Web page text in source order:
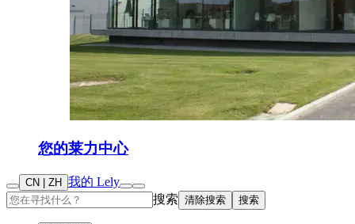
您的莱力中心
CN | ZH 我的 Lely
搜索 清除搜索 搜索